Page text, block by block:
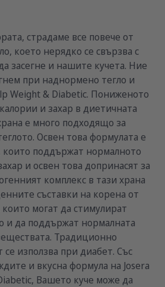
страдаме все повече от
което нерядко се свързва с
засегне и нашите кучета. Ние
при наднормено тегло и
Weight & Diabetic. Пониженото
и захар в диетичната
е много подходящо за
Освен това формулата е
които поддържат нормалното
и освен това допринасят за
комплекс в тази храна
съставки на корена от
могат да стимулират
и да поддържат нормалната
Традиционно
използва при диабет. Със
и вкусна формула на Josera
Вашето куче може да